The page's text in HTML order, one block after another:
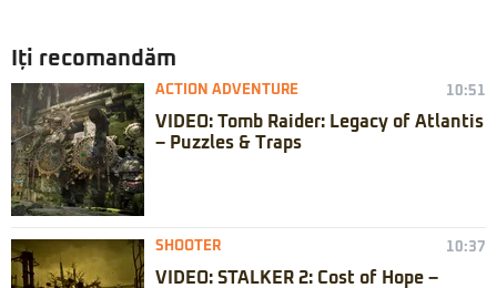
Iți recomandăm
ACTION ADVENTURE 10:51
VIDEO: Tomb Raider: Legacy of Atlantis
– Puzzles & Traps
SHOOTER 10:37
VIDEO: STALKER 2: Cost of Hope –